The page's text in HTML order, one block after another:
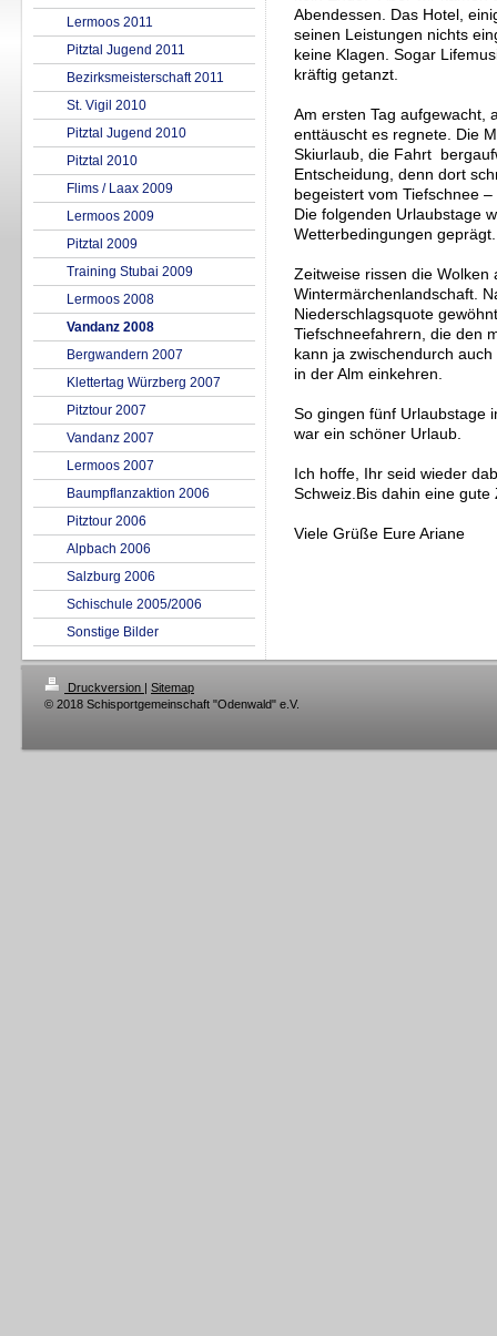
Lermoos 2011
Pitztal Jugend 2011
Bezirksmeisterschaft 2011
St. Vigil 2010
Pitztal Jugend 2010
Pitztal 2010
Flims / Laax 2009
Lermoos 2009
Pitztal 2009
Training Stubai 2009
Lermoos 2008
Vandanz 2008
Bergwandern 2007
Klettertag Würzberg 2007
Pitztour 2007
Vandanz 2007
Lermoos 2007
Baumpflanzaktion 2006
Pitztour 2006
Alpbach 2006
Salzburg 2006
Schischule 2005/2006
Sonstige Bilder
Abendessen. Das Hotel,
seinen Leistungen nichts
keine Klagen. Sogar
kräftig getanzt.
Am ersten Tag aufgewacht,
enttäuscht es regnete. Die
Skiurlaub, die Fahrt
Entscheidung, denn dort
begeistert vom Tiefschnee
Die folgenden Urlaubstage
Wetterbedingungen geprägt.
Zeitweise rissen die
Wintermärchenlandschaft.
Niederschlagsquote
Tiefschneefahrern, die den
kann ja zwischendurch
in der Alm einkehren.
So gingen fünf Urlaubstage
war ein schöner Urlaub.
Ich hoffe, Ihr seid wieder
Schweiz.Bis dahin eine gute
Viele Grüße Eure Ariane
Druckversion | Sitemap
© 2018 Schisportgemeinschaft "Odenwald" e.V.